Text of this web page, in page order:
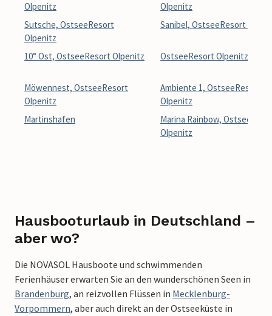
Olpenitz
Sutsche, OstseeResort
Olpenitz
10° Ost, OstseeResort Olpenitz
Möwennest, OstseeResort
Olpenitz
Martinshafen
Olpenitz
Sanibel, OstseeResort
OstseeResort Olpenitz
Ambiente 1, OstseeResort
Olpenitz
Marina Rainbow,
Olpenitz
Hausbooturlaub in Deutschland –
aber wo?
Die NOVASOL Hausboote und schwimmenden
Ferienhäuser erwarten Sie an den wunderschönen Seen in
Brandenburg, an reizvollen Flüssen in Mecklenburg-
Vorpommern, aber auch direkt an der Ostseeküste in